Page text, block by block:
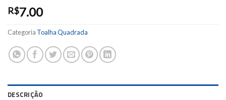
R$7.00
Categoria Toalha Quadrada
DESCRIÇÃO